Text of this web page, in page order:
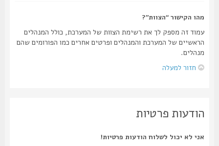
מהו הקישור “הצוות”?
עמוד זה מספק לך את רשימת הצוות של המערכת, כולל המנהלים
הראשיים של המערכת והמנהלים ופרטים אחרים כמו הפורומים שהם
מנהלים.
חזור למעלה
הודעות פרטיות
אני לא יכול לשלוח הודעות פרטיות!